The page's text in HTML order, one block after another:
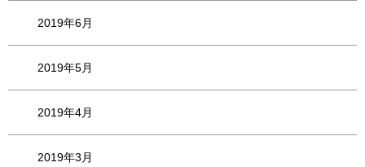
2019年6月
2019年5月
2019年4月
2019年3月